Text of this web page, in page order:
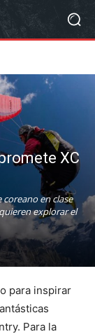
XC
en clase
explorar el
para inspirar
Para la